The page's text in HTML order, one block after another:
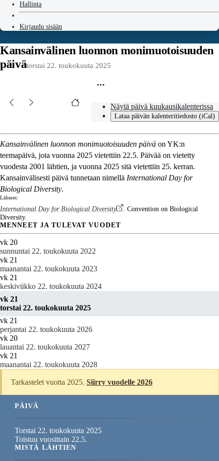
Hallinta
Kirjaudu sisään
Kansainvälinen luonnon monimuotoisuuden
päivätorstai 22. toukokuuta 2025
Näytä päivä kuukausikalenterissa
Lataa päivän kalenteritiedosto (iCal)
Kansainvälinen luonnon monimuotoisuuden päivä on YK:n
teemapäivä, jota vuonna 2025 vietettiin 22.5. Päivää on vietetty
vuodesta 2001 lähtien, ja vuonna 2025 sitä vietettiin 25. kerran.
Kansainvälisesti päivä tunnetaan nimellä International Day for
Biological Diversity.
Lähteet:
International Day for Biological Diversity
. Convention on Biological
Diversity.
MENNEET JA TULEVAT VUODET
vk 20
sunnuntai 22. toukokuuta 2022
vk 21
maanantai 22. toukokuuta 2023
vk 21
keskiviikko 22. toukokuuta 2024
vk 21
torstai 22. toukokuuta 2025
vk 21
perjantai 22. toukokuuta 2026
vk 20
lauantai 22. toukokuuta 2027
vk 21
maanantai 22. toukokuuta 2028
Tarkastelet vuotta 2025.Siirry vuodelle 2026
PÄIVÄ
Torstai 22. toukokuuta 2025
Toistuu vuosittain 22.5.
MISTÄ LÄHTIEN